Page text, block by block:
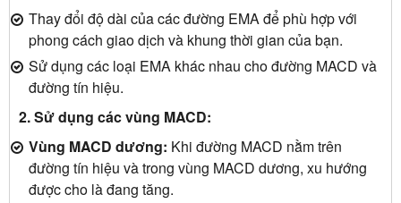
Thay đổi độ dài của các đường EMA để phù hợp với
phong cách giao dịch và khung thời gian của bạn.
Sử dụng các loại EMA khác nhau cho đường MACD và
đường tín hiệu.
2. Sử dụng các vùng MACD:
Vùng MACD dương: Khi đường MACD nằm trên
đường tín hiệu và trong vùng MACD dương, xu hướng
được cho là đang tăng.